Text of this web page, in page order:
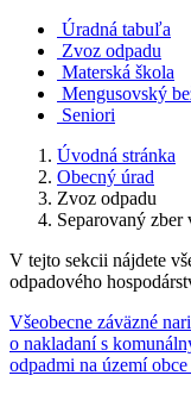
Úradná tabuľa
Zvoz odpadu
Materská škola
Mengusovský
Seniori
Úvodná stránka
Obecný úrad
Zvoz odpadu
Separovaný zber
V tejto sekcii nájdete
odpadového
Všeobecne záväzné
o nakladaní s
odpadmi na území